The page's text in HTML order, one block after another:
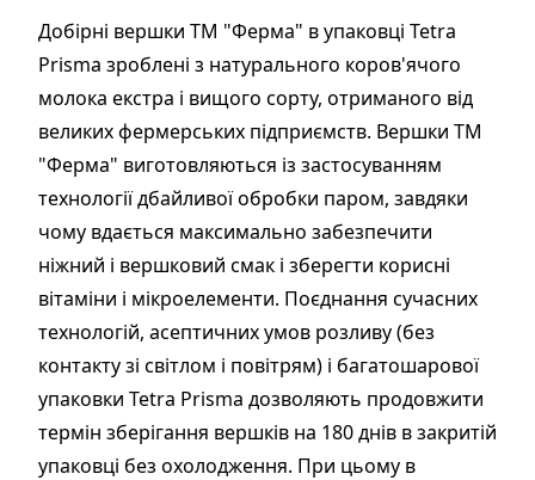
Добірні вершки ТМ "Ферма" в упаковці Tetra
Prisma зроблені з натурального коров'ячого
молока екстра і вищого сорту, отриманого від
великих фермерських підприємств. Вершки ТМ
"Ферма" виготовляються із застосуванням
технології дбайливої обробки паром, завдяки
чому вдається максимально забезпечити
ніжний і вершковий смак і зберегти корисні
вітаміни і мікроелементи. Поєднання сучасних
технологій, асептичних умов розливу (без
контакту зі світлом і повітрям) і багатошарової
упаковки Tetra Prisma дозволяють продовжити
термін зберігання вершків на 180 днів в закритій
упаковці без охолодження. При цьому в